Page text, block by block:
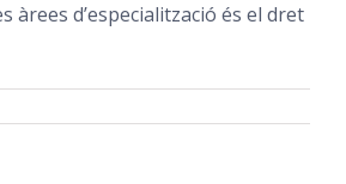
àrees dʼespecialització és el dret